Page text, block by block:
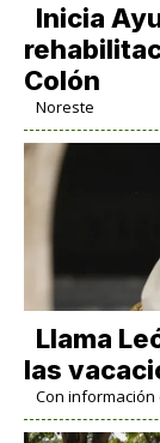
Inicia
Colón
Noreste
Llama
las
Con información